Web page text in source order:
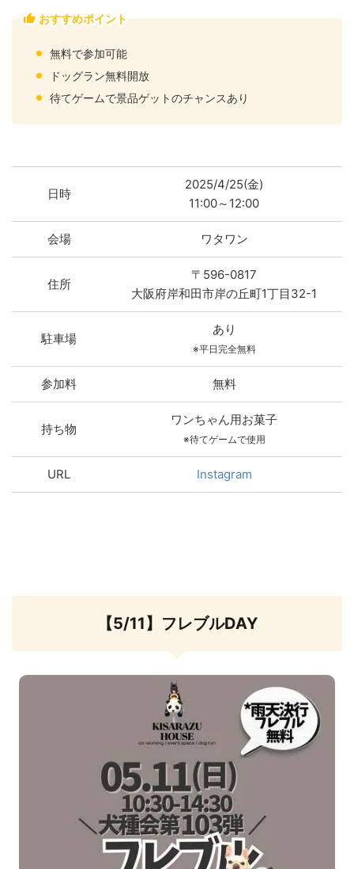
おすすめポイント
無料で参加可能
ドッグラン無料開放
待てゲームで景品ゲットのチャンスあり
日時
2025/4/25(金)
11:00～12:00
会場 ワタワン
住所
〒596-0817
大阪府岸和田市岸の丘町1丁目32-1
駐車場
あり
※平日完全無料
参加料 無料
持ち物
ワンちゃん用お菓子
※待てゲームで使用
URL Instagram
【5/11】フレブルDAY